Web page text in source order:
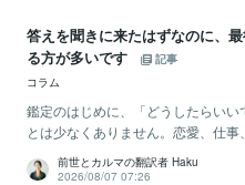
答えを聞きに来たはずなのに、
る方が多いです
記事
コラム
鑑定のはじめに、「どうしたらい
とは少なくありません。恋愛、仕
前世とカルマの翻訳者 Haku
2026/08/07 07:26